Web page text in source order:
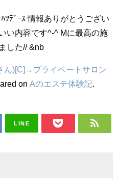
ﾂﾃﾞｰｽ 情報ありがとうござい
い内容です^-^ Mに最高の施
した// &nb
ん)[C]→プライベートサロン
on Aのエステ体験記
LINE